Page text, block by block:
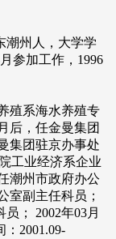
潮州人，大学学
参加工作，1996
殖系海水养殖专
后，任金曼集团
集团驻京办事处
工业经济系企业
潮州市政府办公
室副主任科员；
； 2002年03月
2001.09-